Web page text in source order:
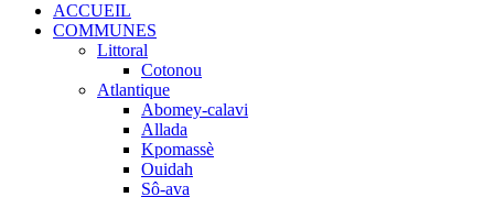
ACCUEIL
COMMUNES
Littoral
Cotonou
Atlantique
Abomey-calavi
Allada
Kpomassè
Ouidah
Sô-ava